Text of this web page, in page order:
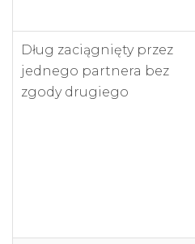
Dług zaciągnięty przez
jednego partnera bez
zgody drugiego